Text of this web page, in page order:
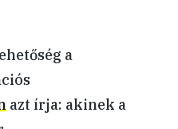
a
azt írja: akinek a